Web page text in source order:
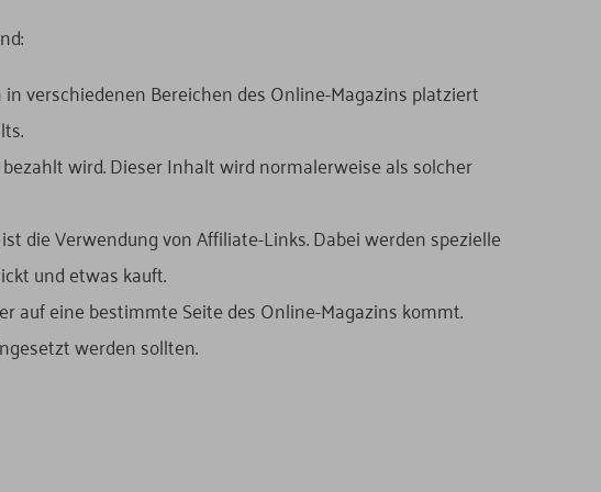
verschiedenen Bereichen des Online-Magazins platziert
wird. Dieser Inhalt wird normalerweise als solcher
die Verwendung von Affiliate-Links. Dabei werden spezielle
und etwas kauft.
auf eine bestimmte Seite des Online-Magazins kommt.
werden sollten.